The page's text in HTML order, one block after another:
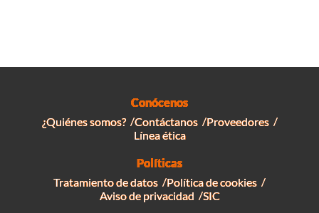
Conócenos
¿Quiénes somos?
Contáctanos
Proveedores
Línea ética
Políticas
Tratamiento de datos
Política de cookies
Aviso de privacidad
SIC